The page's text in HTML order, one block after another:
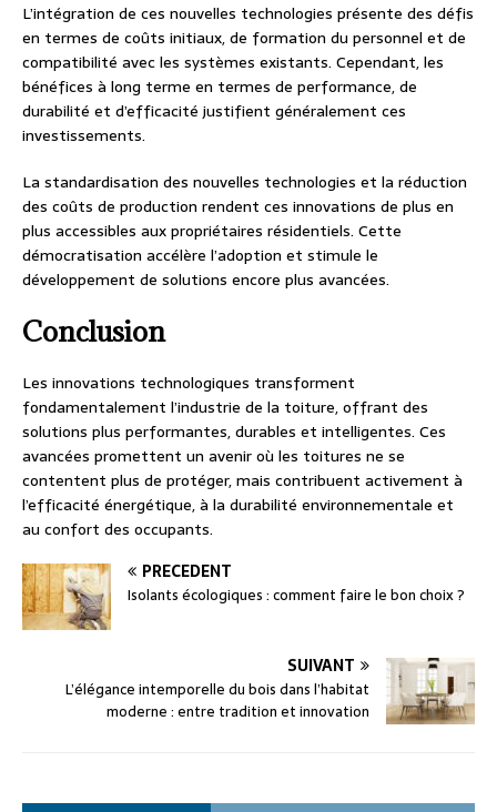
L’intégration de ces nouvelles technologies présente des défis
en termes de coûts initiaux, de formation du personnel et de
compatibilité avec les systèmes existants. Cependant, les
bénéfices à long terme en termes de performance, de
durabilité et d’efficacité justifient généralement ces
investissements.
La standardisation des nouvelles technologies et la réduction
des coûts de production rendent ces innovations de plus en
plus accessibles aux propriétaires résidentiels. Cette
démocratisation accélère l’adoption et stimule le
développement de solutions encore plus avancées.
Conclusion
Les innovations technologiques transforment
fondamentalement l’industrie de la toiture, offrant des
solutions plus performantes, durables et intelligentes. Ces
avancées promettent un avenir où les toitures ne se
contentent plus de protéger, mais contribuent activement à
l’efficacité énergétique, à la durabilité environnementale et
au confort des occupants.
PRÉCÉDENT
Isolants écologiques : comment faire le bon choix ?
SUIVANT
L’élégance intemporelle du bois dans l’habitat
moderne : entre tradition et innovation